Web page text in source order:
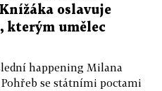
oslavuje
kterým umělec
happening Milana
se státními poctami